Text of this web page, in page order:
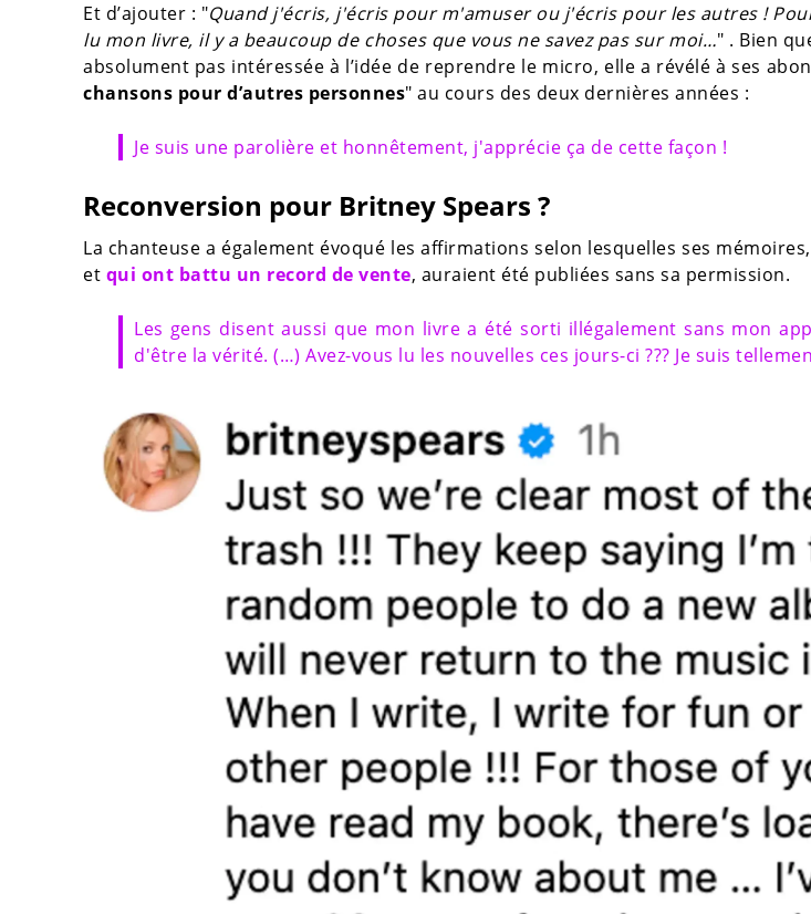
Et d’ajouter : "Quand j'écris, j'écris pour m'amuser ou j'écris pour les autres !
lu mon livre, il y a beaucoup de choses que vous ne savez pas sur moi…" . Bien
absolument pas intéressée à l’idée de reprendre le micro, elle a révélé à ses
chansons pour d’autres personnes" au cours des deux dernières années :
Je suis une parolière et honnêtement, j'apprécie ça de cette façon !
Reconversion pour Britney Spears ?
La chanteuse a également évoqué les affirmations selon lesquelles ses
et qui ont battu un record de vente, auraient été publiées sans sa permission.
Les gens disent aussi que mon livre a été sorti illégalement sans mon
d'être la vérité. (…) Avez-vous lu les nouvelles ces jours-ci ??? Je suis